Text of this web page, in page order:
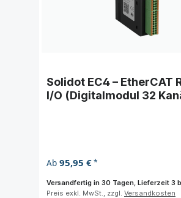
Solidot EC4 – EtherCAT
I/O (Digitalmodul 32
Ab 95,95 €*
Versandfertig in 30 Tagen, Lieferzeit 3
Preis exkl. MwSt., zzgl. Versandkosten